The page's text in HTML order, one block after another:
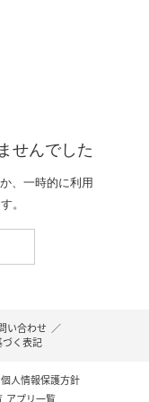
せんでした
、一時的に利用
。
い合わせ ／
く表記
人情報保護方針
アプリ一覧